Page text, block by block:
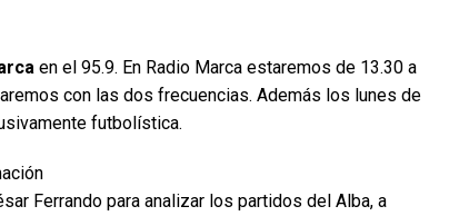
en el 95.9. En Radio Marca estaremos de 13.30 a
con las dos frecuencias. Además los lunes de
futbolística.
Ferrando para analizar los partidos del Alba, a